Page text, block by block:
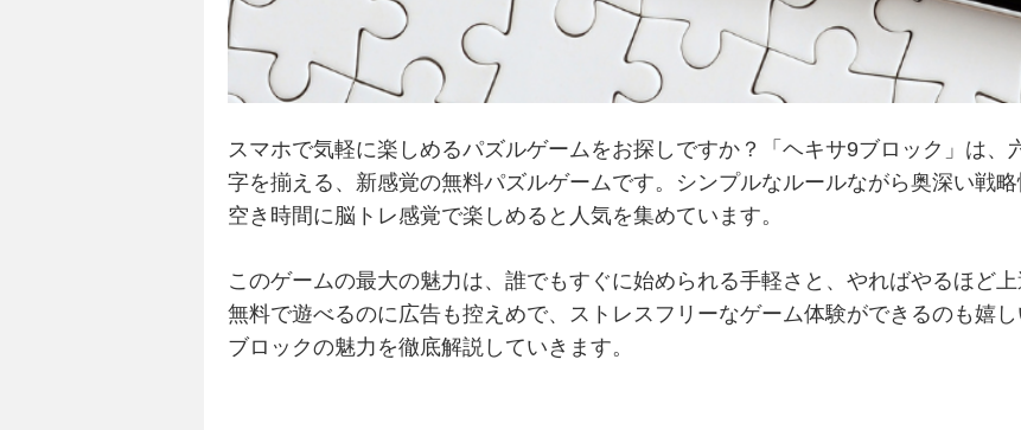
スマホで気軽に楽しめるパズルゲームをお探しですか？「ヘキサ9ブロック」は、
字を揃える、新感覚の無料パズルゲームです。シンプルなルールながら奥深い戦
空き時間に脳トレ感覚で楽しめると人気を集めています。
このゲームの最大の魅力は、誰でもすぐに始められる手軽さと、やればやるほど
無料で遊べるのに広告も控えめで、ストレスフリーなゲーム体験ができるのも嬉
ブロックの魅力を徹底解説していきます。